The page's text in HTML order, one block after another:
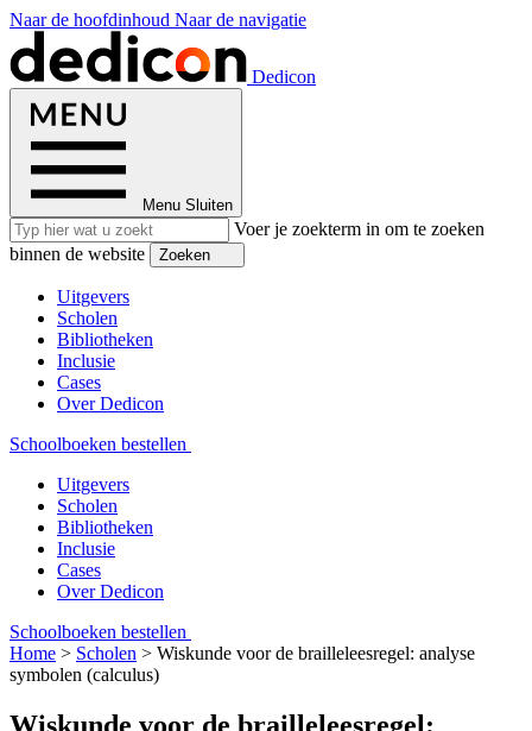
Naar de hoofdinhoud Naar de navigatie
Dedicon
Menu Sluiten
Voer je zoekterm in om te zoeken
binnen de website
Zoeken
Uitgevers
Scholen
Bibliotheken
Inclusie
Cases
Over Dedicon
Schoolboeken bestellen
Uitgevers
Scholen
Bibliotheken
Inclusie
Cases
Over Dedicon
Schoolboeken bestellen
Home > Scholen > Wiskunde voor de brailleleesregel: analyse
symbolen (calculus)